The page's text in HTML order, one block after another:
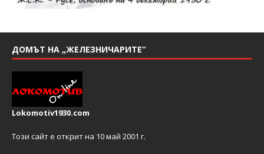
ДОМЪТ НА „ЖЕЛЕЗНИЧАРИТЕ“
Lokomotiv1930.com
Този сайт е открит на 10 май 2001 г.